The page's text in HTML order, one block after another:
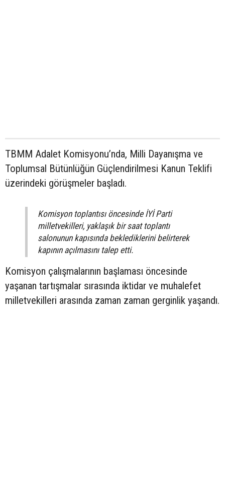
TBMM Adalet Komisyonu’nda, Milli Dayanışma ve
Toplumsal Bütünlüğün Güçlendirilmesi Kanun Teklifi
üzerindeki görüşmeler başladı.
Komisyon toplantısı öncesinde İYİ Parti
milletvekilleri, yaklaşık bir saat toplantı
salonunun kapısında beklediklerini belirterek
kapının açılmasını talep etti.
Komisyon çalışmalarının başlaması öncesinde
yaşanan tartışmalar sırasında iktidar ve muhalefet
milletvekilleri arasında zaman zaman gerginlik yaşandı.